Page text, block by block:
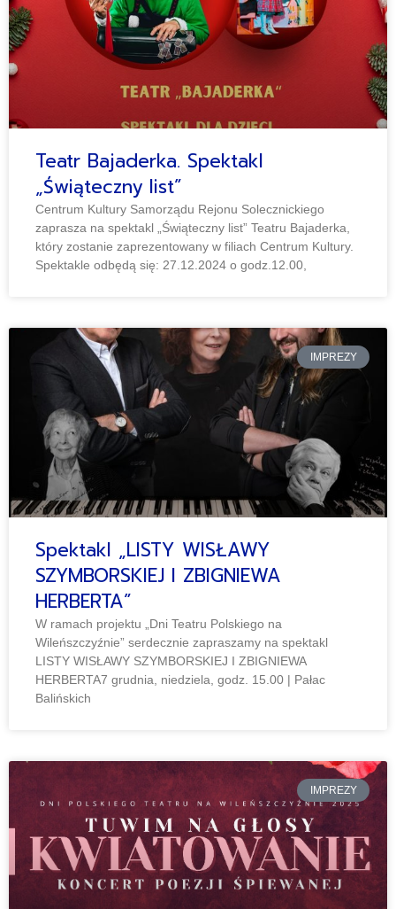
Teatr Bajaderka. Spektakl
„Świąteczny list”
Centrum Kultury Samorządu Rejonu Solecznickiego
zaprasza na spektakl „Świąteczny list” Teatru Bajaderka,
który zostanie zaprezentowany w filiach Centrum Kultury.
Spektakle odbędą się: 27.12.2024 o godz.12.00,
IMPREZY
Spektakl „LISTY WISŁAWY
SZYMBORSKIEJ I ZBIGNIEWA
HERBERTA”
W ramach projektu „Dni Teatru Polskiego na
Wileńszczyźnie” serdecznie zapraszamy na spektakl
LISTY WISŁAWY SZYMBORSKIEJ I ZBIGNIEWA
HERBERTA7 grudnia, niedziela, godz. 15.00 | Pałac
Balińskich
IMPREZY